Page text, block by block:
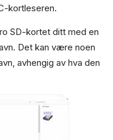
kortleseren.
SD-kortet ditt med en
Det kan være noen
avhengig av hva den